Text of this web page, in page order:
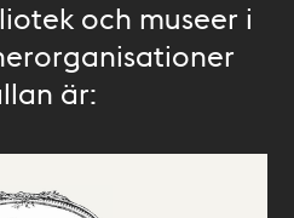
och museer i
är: